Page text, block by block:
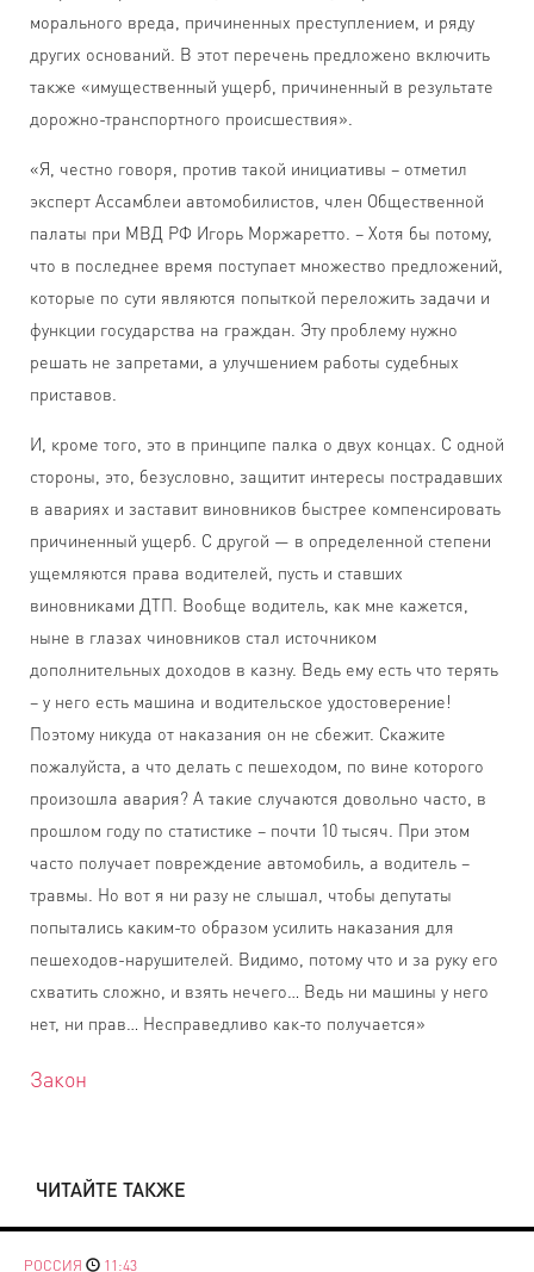
морального вреда, причиненных преступлением, и ряду
других оснований. В этот перечень предложено включить
также «имущественный ущерб, причиненный в результате
дорожно-транспортного происшествия».
«Я, честно говоря, против такой инициативы – отметил
эксперт Ассамблеи автомобилистов, член Общественной
палаты при МВД РФ Игорь Моржаретто. – Хотя бы потому,
что в последнее время поступает множество предложений,
которые по сути являются попыткой переложить задачи и
функции государства на граждан. Эту проблему нужно
решать не запретами, а улучшением работы судебных
приставов.
И, кроме того, это в принципе палка о двух концах. С одной
стороны, это, безусловно, защитит интересы пострадавших
в авариях и заставит виновников быстрее компенсировать
причиненный ущерб. С другой — в определенной степени
ущемляются права водителей, пусть и ставших
виновниками ДТП. Вообще водитель, как мне кажется,
ныне в глазах чиновников стал источником
дополнительных доходов в казну. Ведь ему есть что терять
– у него есть машина и водительское удостоверение!
Поэтому никуда от наказания он не сбежит. Скажите
пожалуйста, а что делать с пешеходом, по вине которого
произошла авария? А такие случаются довольно часто, в
прошлом году по статистике – почти 10 тысяч. При этом
часто получает повреждение автомобиль, а водитель –
травмы. Но вот я ни разу не слышал, чтобы депутаты
попытались каким-то образом усилить наказания для
пешеходов-нарушителей. Видимо, потому что и за руку его
схватить сложно, и взять нечего… Ведь ни машины у него
нет, ни прав… Несправедливо как-то получается»
Закон
ЧИТАЙТЕ ТАКЖЕ
РОССИЯ 11:43